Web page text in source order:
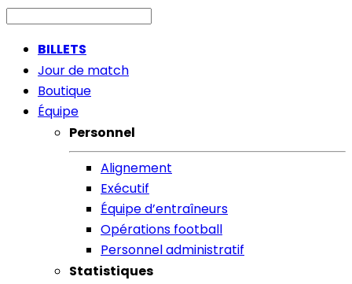
BILLETS
Jour de match
Boutique
Équipe
Personnel
Alignement
Exécutif
Équipe d’entraîneurs
Opérations football
Personnel administratif
Statistiques